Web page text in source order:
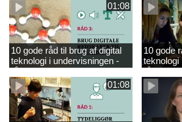
01:08
10 gode råd til brug af digital
teknologi i undervisningen -
råd 3
10 gode
teknologi
råd 2
01:08